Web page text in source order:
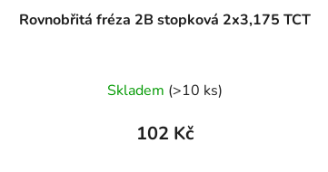
Rovnobřitá fréza 2B stopková 2x3,175 TCT
Skladem (>10 ks)
102 Kč